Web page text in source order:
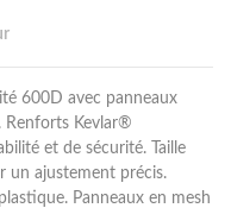
600D avec panneaux
Renforts Kevlar®
et de sécurité. Taille
un ajustement précis.
Panneaux en mesh